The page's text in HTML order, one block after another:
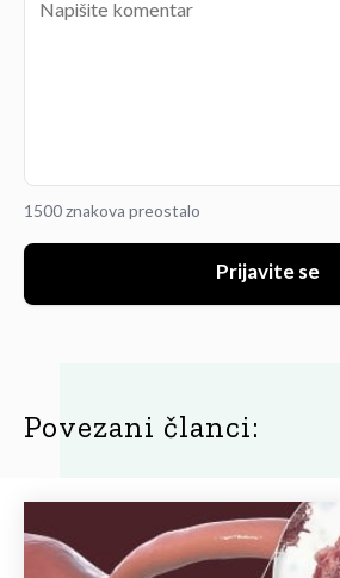
1500 znakova preostalo
Prijavite se
Povezani članci: